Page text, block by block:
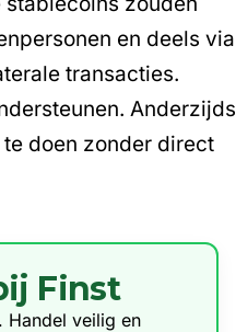
en deels via
transacties.
Anderzijds
doen zonder direct
Finst
Handel veilig en